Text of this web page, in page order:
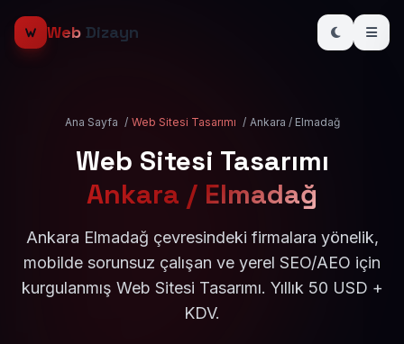
Web Dizayn
Ana Sayfa / Web Sitesi Tasarımı / Ankara / Elmadağ
Web Sitesi Tasarımı
Ankara / Elmadağ
Ankara Elmadağ çevresindeki firmalara yönelik,
mobilde sorunsuz çalışan ve yerel SEO/AEO için
kurgulanmış Web Sitesi Tasarımı. Yıllık 50 USD +
KDV.